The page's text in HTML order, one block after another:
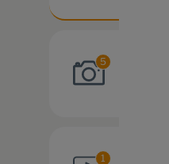
5
1